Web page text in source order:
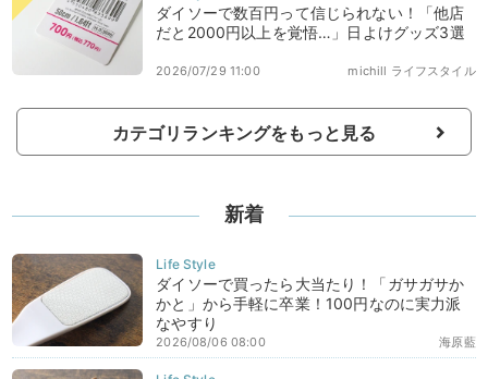
ダイソーで数百円って信じられない！「他店
だと2000円以上を覚悟…」日よけグッズ3選
michill ライフスタイル
2026/07/29 11:00
カテゴリランキングをもっと見る
新着
ダイソーで買ったら大当たり！「ガサガサか
かと」から手軽に卒業！100円なのに実力派
なやすり
海原藍
2026/08/06 08:00